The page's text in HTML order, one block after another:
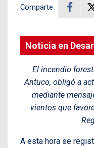
Comparte
Noticia en
El incendio
Antuco, obligó a
mediante
vientos que
A esta hora se